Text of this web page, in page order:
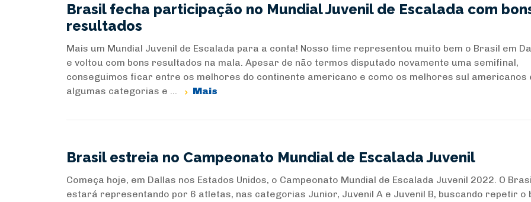
Brasil fecha participação no Mundial Juvenil de Escalada com
resultados
Mais um Mundial Juvenil de Escalada para a conta! Nosso time representou muito bem o Brasil em
e voltou com bons resultados na mala. Apesar de não termos disputado novamente uma semifinal,
conseguimos ficar entre os melhores do continente americano e como os melhores sul americanos
algumas categorias e ...
Mais
Brasil estreia no Campeonato Mundial de Escalada Juvenil
Começa hoje, em Dallas nos Estados Unidos, o Campeonato Mundial de Escalada Juvenil 2022. O
estará representando por 6 atletas, nas categorias Junior, Juvenil A e Juvenil B, buscando repetir o